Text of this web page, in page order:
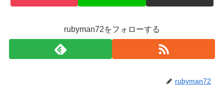
rubyman72をフォローする
rubyman72